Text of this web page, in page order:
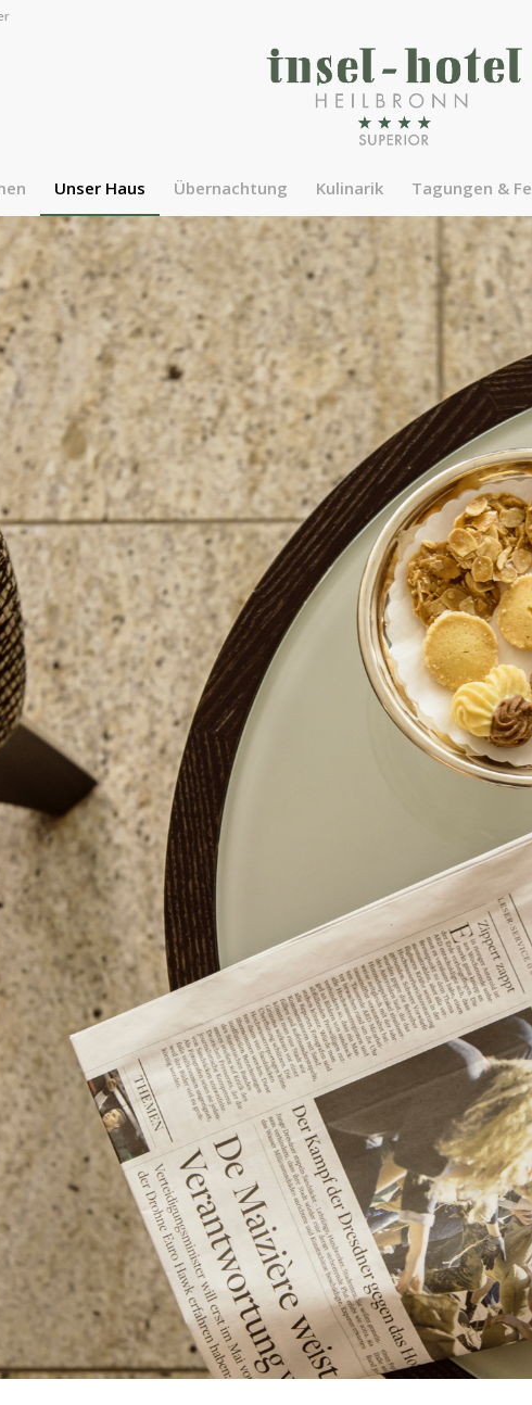
Unser Haus Übernachtung Kulinarik Tagungen &